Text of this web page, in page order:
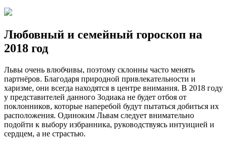
Любовный и семейный гороскоп на
2018 год
Львы очень влюбчивы, поэтому склонны часто менять
партнёров. Благодаря природной привлекательности и
харизме, они всегда находятся в центре внимания. В 2018 году
у представителей данного Зодиака не будет отбоя от
поклонников, которые наперебой будут пытаться добиться их
расположения. Одиноким Львам следует внимательно
подойти к выбору избранника, руководствуясь интуицией и
сердцем, а не страстью.